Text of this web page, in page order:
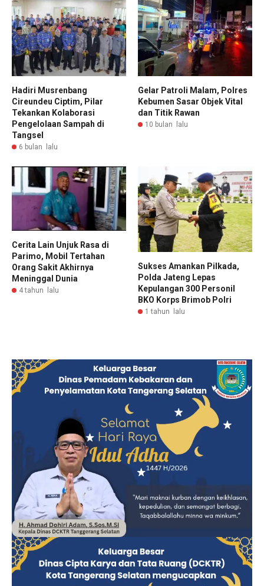
Hadiri Musrenbang
Cireundeu Ciptim, Pilar
Tekankan Kolaborasi
Pengelolaan Sampah di
Tangsel
6 bulan lalu
Gelar Patroli Malam, Polres
Kebumen Sasar Objek Vital
dan Titik Rawan
10 bulan lalu
Cerita Lain Unjuk Rasa di
Parimo, Mobil Tertahan
Orang Sakit Akhirnya
Meninggal Dunia
4 tahun lalu
Sukses Amankan Pilkada,
Polda Jateng Lepas
Kepulangan 300 Personil
BKO Korps Brimob Polri
1 tahun lalu